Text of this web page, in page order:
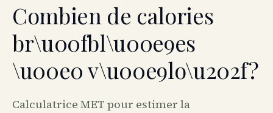
Combien de calories
br\u00fbl\u00e9es
\u00e0 v\u00e9lo\u202f?
Calculatrice MET pour estimer la